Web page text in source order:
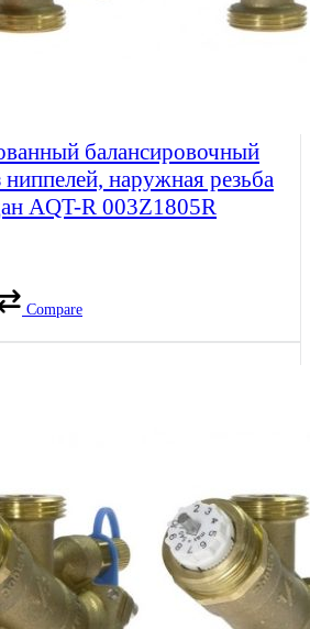
балансировочный
ниппелей, наружная резьба
AQT-R 003Z1805R
Compare